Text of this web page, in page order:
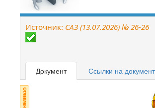
Источник: САЗ (13.07.2026) № 26-26
Документ
Ссылки на документ